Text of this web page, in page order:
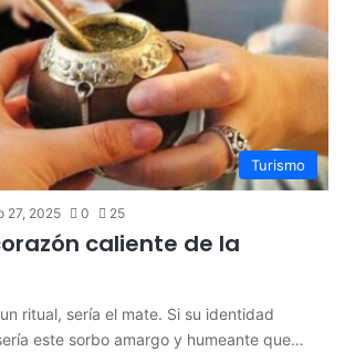
Turismo
27, 2025 0 25
caliente de la
ritual, sería el mate. Si su identidad
este sorbo amargo y humeante que…